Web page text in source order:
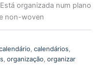
organizada num plano
non-woven
, calendários,
, organização, organizar